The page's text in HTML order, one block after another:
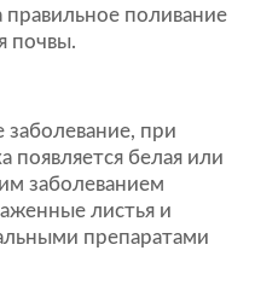
правильное поливание
почвы.
заболевание, при
появляется белая или
заболеванием
листья и
препаратами